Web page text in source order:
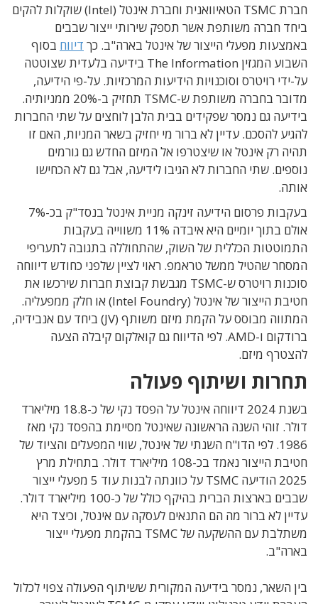
חברת TSMC הטאיוואנית וחברת אינטל (Intel) שוקלות להקים
ביחד חברה משותפת אשר תספק שירותי ייצור שבבים
באמצעות מפעלי הייצור של אינטל בארה"ב. כך דיווח בסוף
השבוע המגזין The Information בידיעה בלעדית שצוטטה
על-ידי רויטרס וסוכנויות הידיעות המרכזיות. על-פי הידיעה,
מדובר בחברה משותפת ש-TSMC תחזיק ב-20% ממניותיה.
בידיעה גם נמסר שפקידים בבית הלבן לוחצים על שתי החברות
להגיע להסכם. עדיין לא ברור מי יחזיק בשאר המניות, האם זו
תהיה רק אינטל או שיצטרפו אל המיזם החדש גם גורמים
נוספים. שתי החברות לא הגיבו לידיעה, אבל גם לא הכחישו
אותה.
בעקבות פרסום הידיעה זינקה מניית אינטל בנסד"ק בכ-7%
אולם בתוך יומיים היא איבדה 11% משווייה בעקבות
התמוטטות הכללית של השוק, שהתחוללה בתגובה לתעריפי
המסחר שהטיל ממשל טראמפ. ראוי לציין שלפני כחודש דיווחה
סוכנות רויטרס ש-TSMC מגבשת קבוצת חברות שירכשו את
חטיבת הייצור של אינטל (Intel Foundry) או חלק ממפעליה.
המתווה מבוסס על הקמת מיזם משותף (JV) ביחד עם אנבידיה,
ברודקום ו-AMD. לפי הדיווח גם קואלקום קיבלה הצעה
להצטרף מיזם.
תחרות ושיתוף פעולה
בשנת 2024 דיווחה אינטל על הפסד נקי של כ-18.8 מיליארד
דולר. זוהי השנה הראשונה שאינטל מסיימת בהפסד נקי מאז
1986. לפי הדו"ח השנתי של אינטל, שווי המפעלים והציוד של
חטיבת הייצור נאמד בכ-108 מיליארד דולר. בתחילת מרץ
2025 הודיעה TSMC על כוונתה לבנות עוד 5 מפעלי ייצור
שבבים בארצות הברית בהיקף כולל של כ-100 מיליארד דולר.
עדיין לא ברור מה הם התנאים לעסקה עם אינטל, וכיצד היא
משתלבת עם ההשקעה של TSMC בהקמת מפעלי ייצור
בארה"ב.
בין השאר, נמסר בידיעה המקורית ששיתוף הפעולה צפוי לכלול